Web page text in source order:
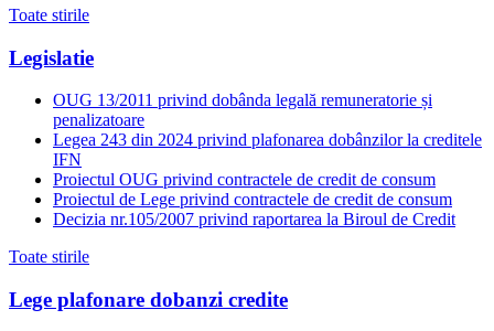
Toate stirile
Legislatie
OUG 13/2011 privind dobânda legală remuneratorie și
penalizatoare
Legea 243 din 2024 privind plafonarea dobânzilor la creditele
IFN
Proiectul OUG privind contractele de credit de consum
Proiectul de Lege privind contractele de credit de consum
Decizia nr.105/2007 privind raportarea la Biroul de Credit
Toate stirile
Lege plafonare dobanzi credite